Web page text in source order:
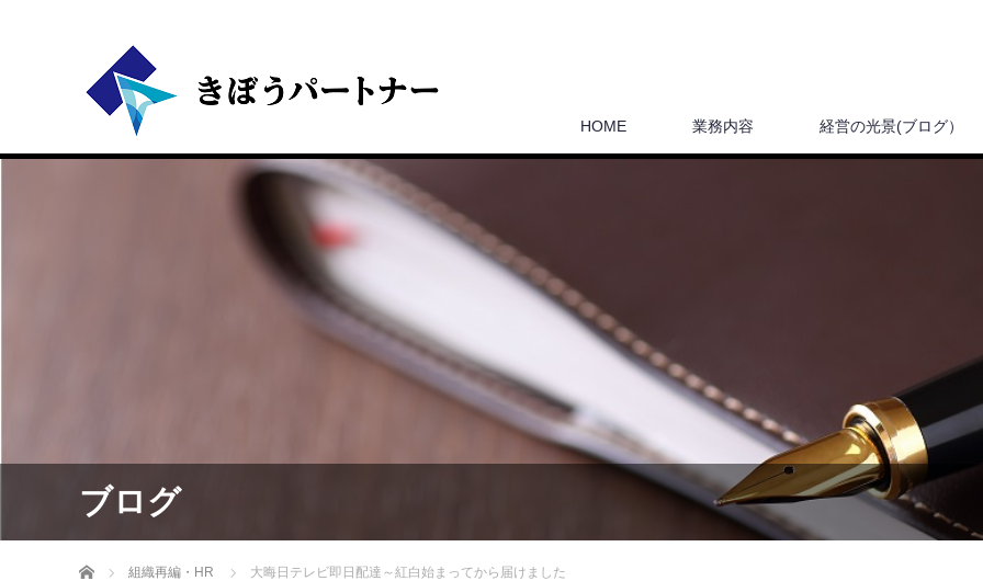
HOME 業務内容 経営の光景(ブログ）
ブログ
ホーム 組織再編・HR 大晦日テレビ即日配達～紅白始まってから届けました